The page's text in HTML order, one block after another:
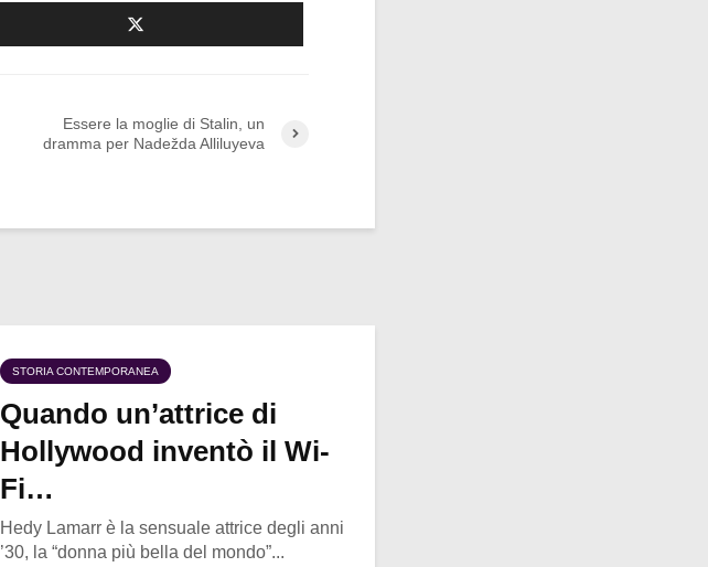
Essere la moglie di Stalin, un
dramma per Nadežda Alliluyeva
STORIA CONTEMPORANEA
Quando un’attrice di
Hollywood inventò il Wi-
Fi…
Hedy Lamarr è la sensuale attrice degli anni
’30, la “donna più bella del mondo”...